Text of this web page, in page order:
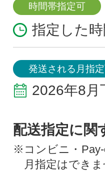
時間帯指定可
指定した
発送される月指
2026年8月
配送指定に関
※コンビニ・
月指定はできま